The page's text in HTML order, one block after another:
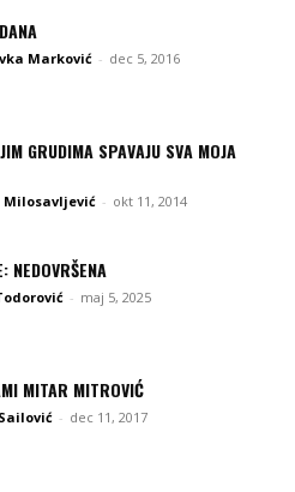
Marković - dec 5, 2016
GRUDIMA SPAVAJU SVA MOJA
- okt 11, 2014
NEDOVRŠENA
- maj 5, 2025
MITAR MITROVIĆ
- dec 11, 2017